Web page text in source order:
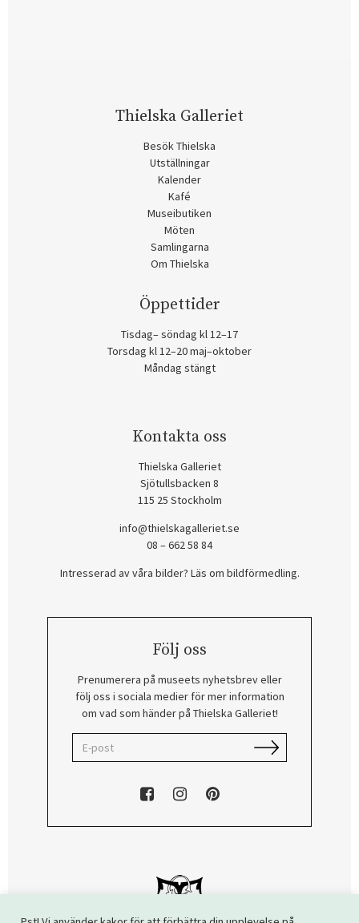
Thielska Galleriet
Besök Thielska
Utställningar
Kalender
Kafé
Museibutiken
Möten
Samlingarna
Om Thielska
Öppettider
Tisdag– söndag kl 12–17
Torsdag kl 12–20 maj–oktober
Måndag stängt
Kontakta oss
Thielska Galleriet
Sjötullsbacken 8
115 25 Stockholm
info@thielskagalleriet.se
08 – 662 58 84
Intresserad av våra bilder? Läs om bildförmedling.
Följ oss
Prenumerera på museets nyhetsbrev eller
följ oss i sociala medier för mer information
om vad som händer på Thielska Galleriet!